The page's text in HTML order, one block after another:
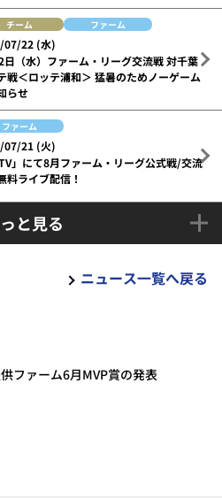
チーム ファーム
07/22 (水)
日（水）ファーム・リーグ交流戦 対千葉
戦＜ロッテ浦和＞ 猛暑のためノーゲーム
らせ
ファーム
07/21 (火)
」にて8月ファーム・リーグ公式戦/交流
料ライブ配信！
と見る
ニュース一覧へ戻る
ファーム6月MVP賞の発表